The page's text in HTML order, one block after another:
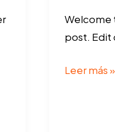
Welcome
post. Edit
Hello
Leer más »